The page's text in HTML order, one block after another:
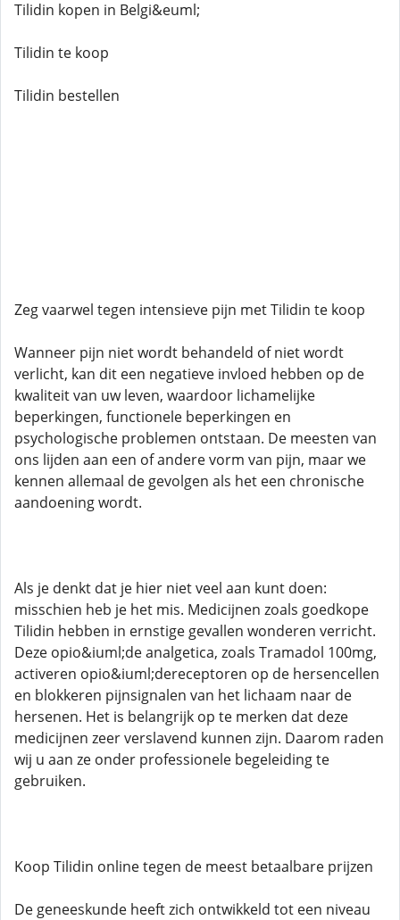
Tilidin kopen in Belgi&euml;
Tilidin te koop
Tilidin bestellen
Zeg vaarwel tegen intensieve pijn met Tilidin te koop
Wanneer pijn niet wordt behandeld of niet wordt
verlicht, kan dit een negatieve invloed hebben op de
kwaliteit van uw leven, waardoor lichamelijke
beperkingen, functionele beperkingen en
psychologische problemen ontstaan. De meesten van
ons lijden aan een of andere vorm van pijn, maar we
kennen allemaal de gevolgen als het een chronische
aandoening wordt.
Als je denkt dat je hier niet veel aan kunt doen:
misschien heb je het mis. Medicijnen zoals goedkope
Tilidin hebben in ernstige gevallen wonderen verricht.
Deze opio&iuml;de analgetica, zoals Tramadol 100mg,
activeren opio&iuml;dereceptoren op de hersencellen
en blokkeren pijnsignalen van het lichaam naar de
hersenen. Het is belangrijk op te merken dat deze
medicijnen zeer verslavend kunnen zijn. Daarom raden
wij u aan ze onder professionele begeleiding te
gebruiken.
Koop Tilidin online tegen de meest betaalbare prijzen
De geneeskunde heeft zich ontwikkeld tot een niveau